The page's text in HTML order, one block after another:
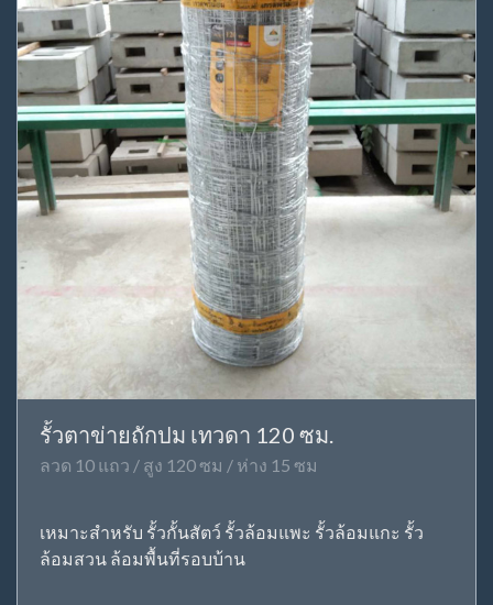
รั้วตาข่ายถักปม เทวดา 120 ซม.
ลวด 10 แถว / สูง 120 ซม / ห่าง 15 ซม
เหมาะสำหรับ รั้วกั้นสัตว์ รั้วล้อมแพะ รั้วล้อมแกะ รั้ว
ล้อมสวน ล้อมพื้นที่รอบบ้าน